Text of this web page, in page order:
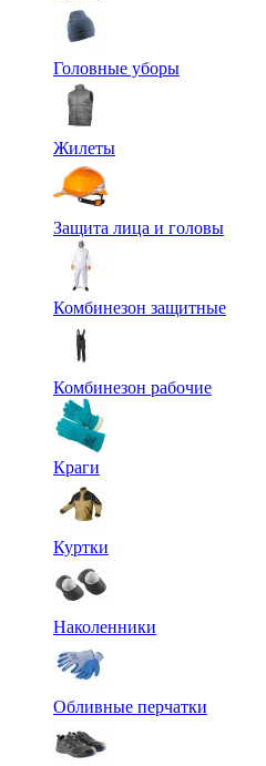
Головные уборы
Жилеты
Защита лица и головы
Комбинезон защитные
Комбинезон рабочие
Краги
Куртки
Наколенники
Обливные перчатки